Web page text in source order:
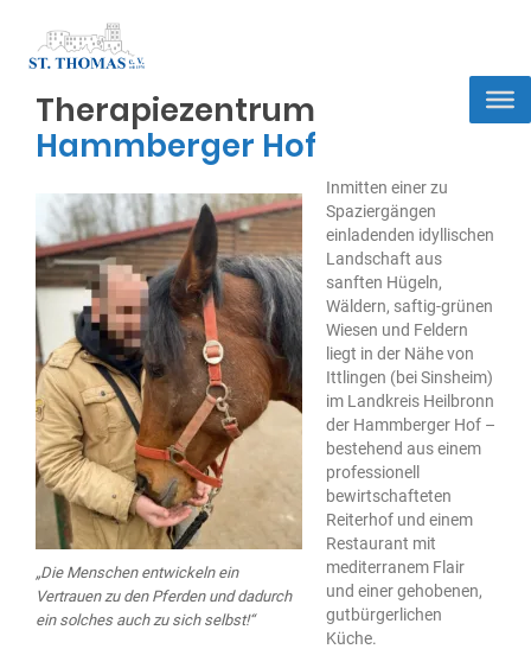
Therapiezentrum
Hammberger Hof
„Die Menschen entwickeln ein
Vertrauen zu den Pferden und dadurch
ein solches auch zu sich selbst!“
Inmitten einer zu
Spaziergängen
einladenden idyllischen
Landschaft aus
sanften Hügeln,
Wäldern, saftig-grünen
Wiesen und Feldern
liegt in der Nähe von
Ittlingen (bei Sinsheim)
im Landkreis Heilbronn
der Hammberger Hof –
bestehend aus einem
professionell
bewirtschafteten
Reiterhof und einem
Restaurant mit
mediterranem Flair
und einer gehobenen,
gutbürgerlichen
Küche.